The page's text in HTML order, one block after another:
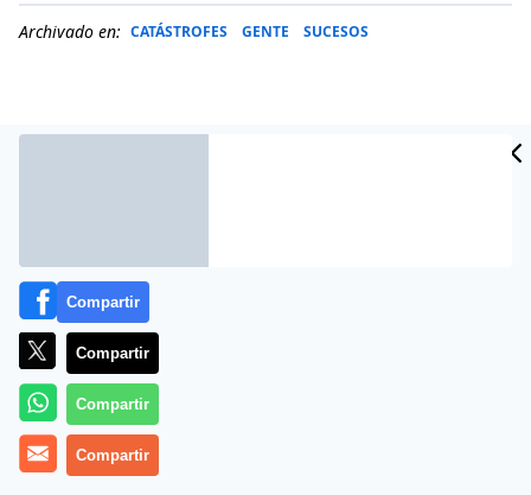
Archivado en: CATÁSTROFES GENTE SUCESOS
Más información
Compartir
Compartir
Compartir
Compartir